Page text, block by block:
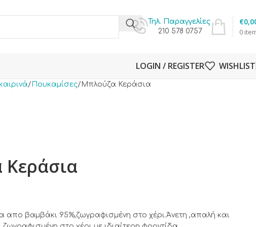
Τηλ. Παραγγελίες
210 578 0757
0
€
LOGIN / REGISTER WISHLIST
Πουκαμίσες Μπλούζα Κεράσια
απο βαμβάκι 95%,ζωγραφισμένη στο χέρι.Άνετη ,απαλή και